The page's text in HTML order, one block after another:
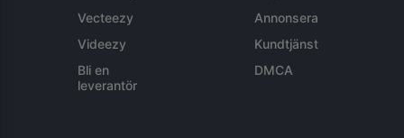
Vecteezy
Videezy
Bli en
leverantör
Annonsera
Kundtjänst
DMCA